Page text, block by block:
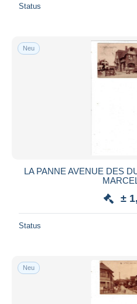
Status
Neu
LA PANNE AVENUE DES
±
Status
Neu